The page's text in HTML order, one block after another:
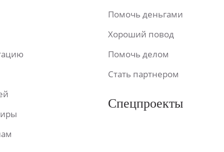
Помочь деньгами
Хороший повод
Помочь делом
Стать партнером
Спецпроекты